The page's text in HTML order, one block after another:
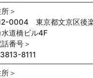
＞
0004 東京都文京区後
道橋ビル4F
話番号＞
8111
＞